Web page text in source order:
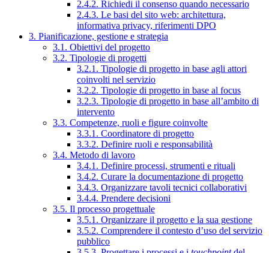
2.4.2. Richiedi il consenso quando necessario
2.4.3. Le basi del sito web: architettura,
informativa privacy, riferimenti DPO
3. Pianificazione, gestione e strategia
3.1. Obiettivi del progetto
3.2. Tipologie di progetti
3.2.1. Tipologie di progetto in base agli attori
coinvolti nel servizio
3.2.2. Tipologie di progetto in base al focus
3.2.3. Tipologie di progetto in base all’ambito di
intervento
3.3. Competenze, ruoli e figure coinvolte
3.3.1. Coordinatore di progetto
3.3.2. Definire ruoli e responsabilità
3.4. Metodo di lavoro
3.4.1. Definire processi, strumenti e rituali
3.4.2. Curare la documentazione di progetto
3.4.3. Organizzare tavoli tecnici collaborativi
3.4.4. Prendere decisioni
3.5. Il processo progettuale
3.5.1. Organizzare il progetto e la sua gestione
3.5.2. Comprendere il contesto d’uso del servizio
pubblico